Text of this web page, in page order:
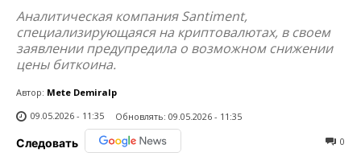
Аналитическая компания Santiment,
специализирующаяся на криптовалютах, в своем
заявлении предупредила о возможном снижении
цены биткоина.
Автор: Mete Demiralp
09.05.2026 - 11:35
Обновлять: 09.05.2026 - 11:35
Следовать 0